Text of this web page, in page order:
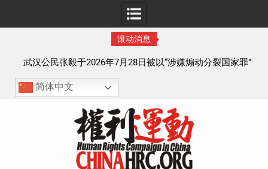
滚动消息
武汉公民张毅于2026年7月28日被以“涉嫌煽动分裂国家罪”
执行逮捕 目前羁押在拉萨市看守所
简体中文